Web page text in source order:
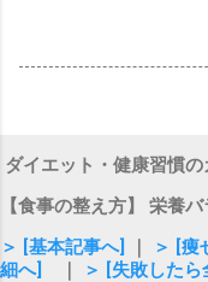
ダイエット・健康習慣の
【食事の整え方】 栄養
＞ [基本記事へ]
＞ [痩
細へ]
＞ [失敗した